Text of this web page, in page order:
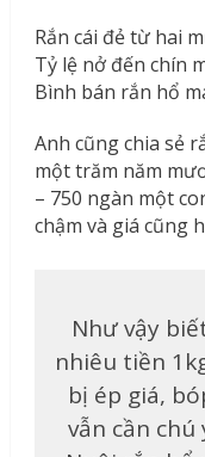
Rắn cái đẻ từ hai
Tỷ lệ nở đến chín
Bình bán rắn hổ
Anh cũng chia sẻ
một trăm năm
– 750 ngàn một
chậm và giá cũng
Như vậy
nhiêu tiền
bị ép giá,
vẫn cần